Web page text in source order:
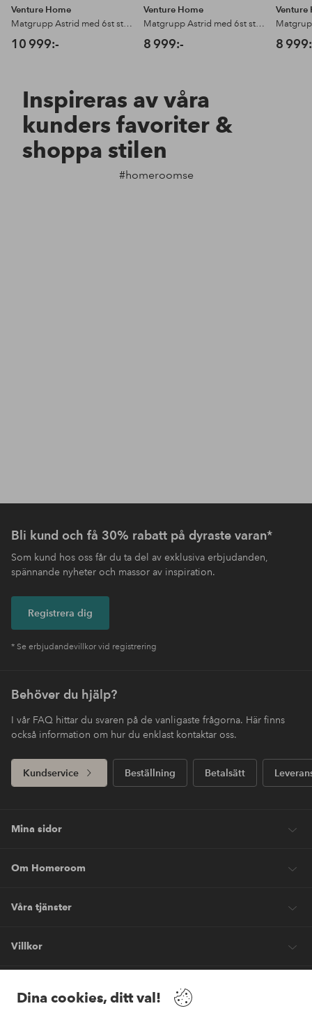
Dina cookies, ditt val!
Venture Home
Matgrupp Astrid med 6st stolar Modesto
10 999:-
Venture Home
Matgrupp Astrid med 6st stolar Edina
8 999:-
Venture
8
Inspireras av våra
kunders favoriter &
shoppa stilen
#homeroomse
Bli kund och få 30% rabatt på dyraste varan*
Som kund hos oss får du ta del av exklusiva erbjudanden,
spännande nyheter och massor av inspiration.
Registrera dig
* Se erbjudandevillkor vid registrering
Behöver du hjälp?
I vår FAQ hittar du svaren på de vanligaste frågorna. Här finns
också information om hur du enklast kontaktar oss.
Kundservice Beställning Betalsätt
Mina sidor
Om Homeroom
Våra tjänster
Villkor